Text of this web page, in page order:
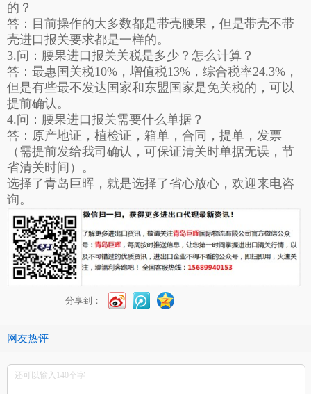
的？
答：目前操作的大多数都是带壳腰果，但是带壳不带
壳进口报关要求都是一样的。
3.问：腰果进口报关关税是多少？怎么计算？
答：最惠国关税10%，增值税13%，综合税率24.3%，
但是有些最不发达国家和东盟国家是免关税的，可以
提前确认。
4.问：腰果进口报关需要什么单据？
答：原产地证，植检证，箱单，合同，提单，发票
（需提前发给我司确认，可保证清关时单据无误，节
省清关时间）。
选择了青岛巨晖，就是选择了省心放心，欢迎来电咨
询。
分享到：
网友热评